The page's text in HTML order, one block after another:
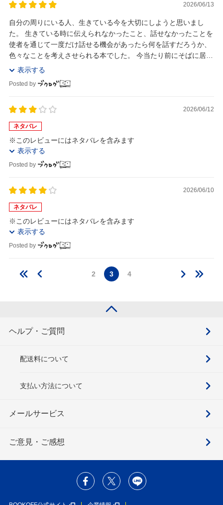
2026/06/13
自分の周りにいる人、生きている今を大切にしようと思いまし
た。 生きている時に伝えられなかったこと、話せなかったことを
使者を通じて一度だけ話せる機会があったら何を話すだろうか、
色々なことを考えさせられる本でした。 今当たり前にそばに居て
くれる人に自分の気持ちを素直に、言葉で伝えてい...
表示する
Posted by
2026/06/12
ネタバレ
※このレビューにはネタバレを含みます
表示する
Posted by
2026/06/10
ネタバレ
※このレビューにはネタバレを含みます
表示する
Posted by
2 3 4
ヘルプ・ご質問
配送料について
支払い方法について
メールサービス
ご意見・ご感想